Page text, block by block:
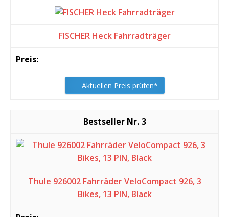
FISCHER Heck Fahrradträger
Aktuellen Preis prüfen*
3
Thule 926002 Fahrräder VeloCompact 926, 3
Bikes, 13 PIN, Black